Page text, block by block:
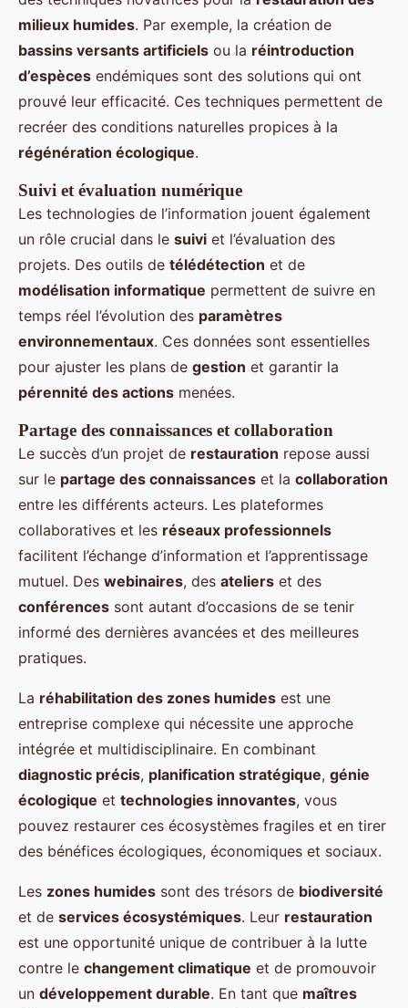
milieux humides. Par exemple, la création de
bassins versants artificiels ou la réintroduction
d’espèces endémiques sont des solutions qui ont
prouvé leur efficacité. Ces techniques permettent de
recréer des conditions naturelles propices à la
régénération écologique.
Suivi et évaluation numérique
Les technologies de l’information jouent également
un rôle crucial dans le suivi et l’évaluation des
projets. Des outils de télédétection et de
modélisation informatique permettent de suivre en
temps réel l’évolution des paramètres
environnementaux. Ces données sont essentielles
pour ajuster les plans de gestion et garantir la
pérennité des actions menées.
Partage des connaissances et collaboration
Le succès d’un projet de restauration repose aussi
sur le partage des connaissances et la collaboration
entre les différents acteurs. Les plateformes
collaboratives et les réseaux professionnels
facilitent l’échange d’information et l’apprentissage
mutuel. Des webinaires, des ateliers et des
conférences sont autant d’occasions de se tenir
informé des dernières avancées et des meilleures
pratiques.
La réhabilitation des zones humides est une
entreprise complexe qui nécessite une approche
intégrée et multidisciplinaire. En combinant
diagnostic précis, planification stratégique, génie
écologique et technologies innovantes, vous
pouvez restaurer ces écosystèmes fragiles et en tirer
des bénéfices écologiques, économiques et sociaux.
Les zones humides sont des trésors de biodiversité
et de services écosystémiques. Leur restauration
est une opportunité unique de contribuer à la lutte
contre le changement climatique et de promouvoir
un développement durable. En tant que maîtres